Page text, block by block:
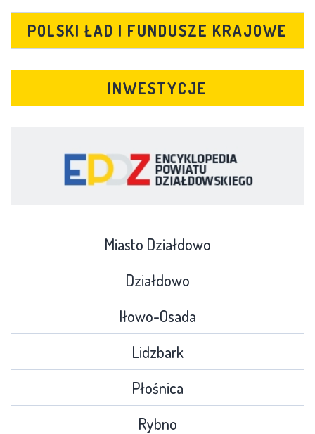
POLSKI ŁAD I FUNDUSZE KRAJOWE
INWESTYCJE
Miasto Działdowo
Działdowo
Iłowo-Osada
Lidzbark
Płośnica
Rybno